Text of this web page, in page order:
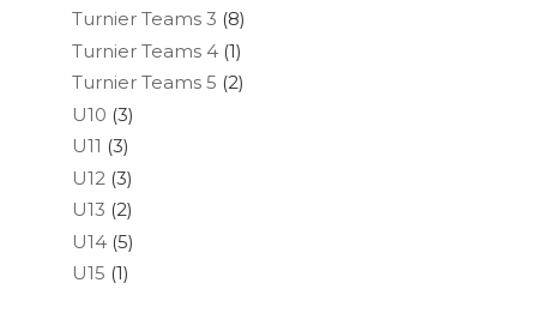
Turnier Teams 3 (8)
Turnier Teams 4(1)
Turnier Teams 5 (2)
U10 (3)
U11 (3)
U12 (3)
U13 (2)
U14(5)
U15 (1)